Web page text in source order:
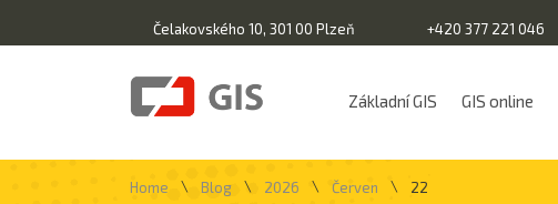
Čelakovského 10, 301 00 Plzeň +420 377 221 046
Základní GIS GIS online
Home \ Blog \ 2026 \ Červen \ 22